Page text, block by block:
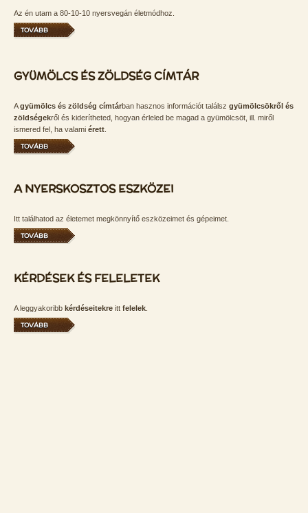
Az én utam a 80-10-10 nyersvegán életmódhoz.
TOVÁBB
GYÜMÖLCS ÉS ZÖLDSÉG CÍMTÁR
Agyümölcs és zöldség címtárban hasznos információt találsz gyümölcsökről és
zöldségekről és kiderítheted, hogyan érleled be magad a gyümölcsöt, ill. miről
ismered fel, ha valami érett
TOVÁBB
A NYERSKOSZTOS ESZKÖZEI
Itt találhatod az életemet megkönnyítő eszközeimet és gépeimet.
TOVÁBB
KÉRDÉSEK ÉS FELELETEK
A leggyakoribb kérdéseitekre itt felelek
TOVÁBB